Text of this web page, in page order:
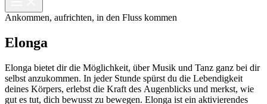
Ankommen, aufrichten, in den Fluss kommen
Elonga
Elonga bietet dir die Möglichkeit, über Musik und Tanz ganz bei dir
selbst anzukommen. In jeder Stunde spürst du die Lebendigkeit
deines Körpers, erlebst die Kraft des Augenblicks und merkst, wie
gut es tut, dich bewusst zu bewegen. Elonga ist ein aktivierendes